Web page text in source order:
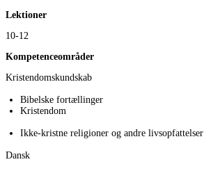
Lektioner
10-12
Kompetenceområder
Kristendomskundskab
Bibelske fortællinger
Kristendom
Ikke-kristne religioner og andre livsopfattelser
Dansk